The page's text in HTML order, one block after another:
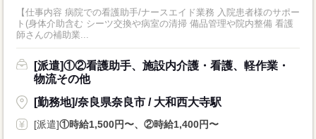
【仕事内容 病院での看護助手/ナースエイド業務 入院患者様のサポー
ト(身体介助含む シーツ交換や病室の清掃 備品管理や院内整備 看護
師さんの補助業...
[派遣]①②看護助手、施設内介護・看護、軽作業・
物流その他
[勤務地]/奈良県奈良市 / 大和西大寺駅
[派遣]①時給1,500円〜、②時給1,400円〜